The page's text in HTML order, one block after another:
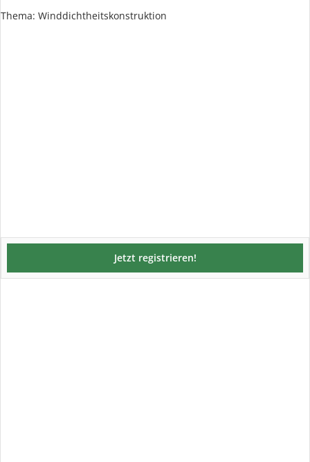
Thema: Winddichtheitskonstruktion
Jetzt registrieren!